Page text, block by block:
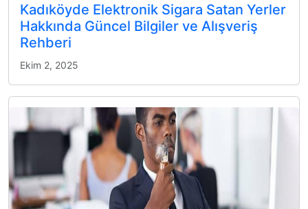
Kadıköyde Elektronik Sigara Satan Yerler
Hakkında Güncel Bilgiler ve Alışveriş
Rehberi
Ekim 2, 2025